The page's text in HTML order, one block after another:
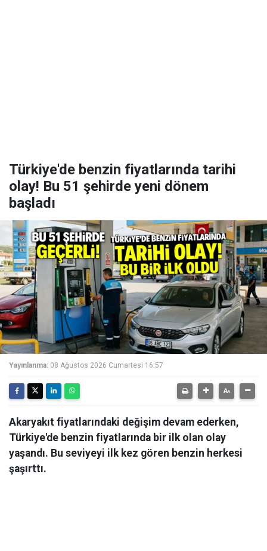
Türkiye'de benzin fiyatlarında tarihi
olay! Bu 51 şehirde yeni dönem
başladı
Yayınlanma: 08 Ağustos 2026 Cumartesi 16:57
Akaryakıt fiyatlarındaki değişim devam ederken,
Türkiye'de benzin fiyatlarında bir ilk olan olay
yaşandı. Bu seviyeyi ilk kez gören benzin herkesi
şaşırttı.